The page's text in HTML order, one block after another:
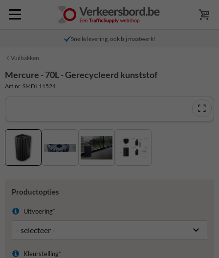
Snelle levering, ook bij maatwerk!
Vuilbakken
Mercure - 70L - Gerecycleerd kunststof
Art.nr. SMDI.11524
Productopties
Uitvoering*
Kleurstelling*